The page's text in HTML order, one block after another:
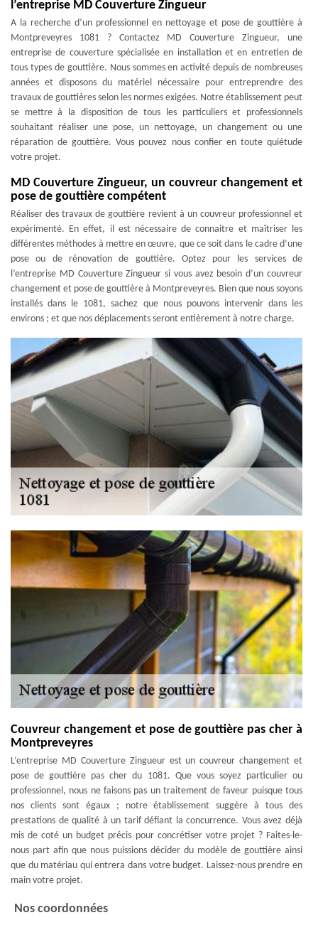
l’entreprise MD Couverture Zingueur
A la recherche d’un professionnel en nettoyage et pose de gouttière à
Montpreveyres 1081 ? Contactez MD Couverture Zingueur, une
entreprise de couverture spécialisée en installation et en entretien de
tous types de gouttière. Nous sommes en activité depuis de nombreuses
années et disposons du matériel nécessaire pour entreprendre des
travaux de gouttières selon les normes exigées. Notre établissement peut
se mettre à la disposition de tous les particuliers et professionnels
souhaitant réaliser une pose, un nettoyage, un changement ou une
réparation de gouttière. Vous pouvez nous confier en toute quiétude
votre projet.
MD Couverture Zingueur, un couvreur changement et
pose de gouttière compétent
Réaliser des travaux de gouttière revient à un couvreur professionnel et
expérimenté. En effet, il est nécessaire de connaitre et maîtriser les
différentes méthodes à mettre en œuvre, que ce soit dans le cadre d’une
pose ou de rénovation de gouttière. Optez pour les services de
l’entreprise MD Couverture Zingueur si vous avez besoin d’un couvreur
changement et pose de gouttière à Montpreveyres. Bien que nous soyons
installés dans le 1081, sachez que nous pouvons intervenir dans les
environs ; et que nos déplacements seront entièrement à notre charge.
Couvreur changement et pose de gouttière pas cher à
Montpreveyres
L’entreprise MD Couverture Zingueur est un couvreur changement et
pose de gouttière pas cher du 1081. Que vous soyez particulier ou
professionnel, nous ne faisons pas un traitement de faveur puisque tous
nos clients sont égaux ; notre établissement suggère à tous des
prestations de qualité à un tarif défiant la concurrence. Vous avez déjà
mis de coté un budget précis pour concrétiser votre projet ? Faites-le-
nous part afin que nous puissions décider du modèle de gouttière ainsi
que du matériau qui entrera dans votre budget. Laissez-nous prendre en
main votre projet.
Nos coordonnées